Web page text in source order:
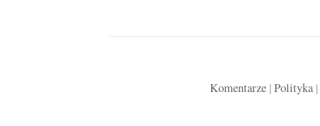
Komentarze| Polityka|